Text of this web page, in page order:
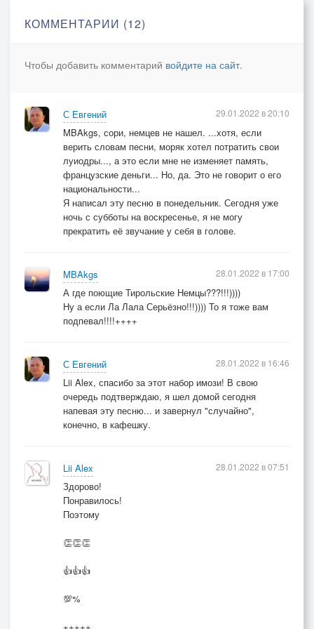
И выходные ждут впереди
КОММЕНТАРИИ (12)
Чтобы добавить комментарий войдите на сайт.
С Евгений
MBAkgs, сори, немцев не нашел. ...хотя, если
верить словам песни, моряк хотел потратить свои
луиодры..., а это если мне не изменяет память,
французские деньги... Но, да. Это не говорит о его
национальности...
Я написал эту песню в понедельник. Сегодня уже
ночь с субботы на воскресенье, я не могу
прекратить её звучание у себя в голове.
29.01.2022 в 20:10
MBAkgs
А где поющие Тирольские Немцы???!!!))))
Ну а если Ла Лала Серьёзно!!!)))) То я тоже вам
подпевал!!!!++++
28.01.2022 в 17:00
С Евгений
Lii Alex, спасибо за этот набор имози! В свою
очередь подтверждаю, я шел домой сегодня
напевая эту песню... и завернул "случайно",
конечно, в кафешку.
28.01.2022 в 16:46
Lii Alex
Здорово!
Понравилось!
Поэтому
👏👏👏
👍👍👍
💯%
28.01.2022 в 07:51